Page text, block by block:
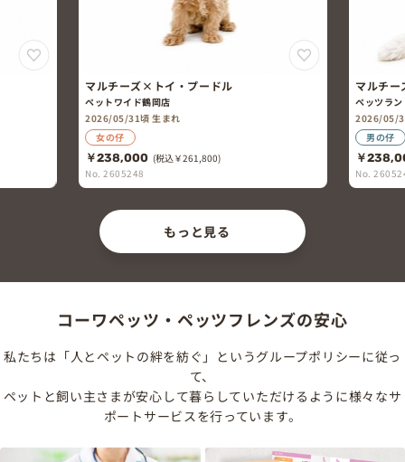
マルチーズ×トイ・プードル
ペットワイド鶴岡店
2026/05/31頃 生まれ
女の仔
￥238,000 (税込￥261,800)
No. 2605248
マルチ
ペッツラ
2026/05/
男の仔
￥
No.
もっと見る
コーワペッツ・ペッツフレンズの安心
私たちは「人とペットの絆を紡ぐ」というグループポリシーに従っ
て、
ペットと飼い主さまが安心して暮らしていただけるように様々なサ
ポートサービスを行っています。